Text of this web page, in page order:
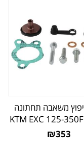
משאבה תחתונה
KTM EXC 125-
₪353